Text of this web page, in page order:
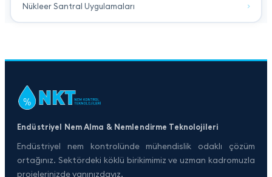
Nükleer Santral Uygulamaları
Endüstriyel Nem Alma & Nemlendirme Teknolojileri
Endüstriyel nem kontrolünde mühendislik odaklı çözüm
ortağınız. Sektördeki köklü birikimimiz ve uzman kadromuzla
projelerinizde yanınızdayız.